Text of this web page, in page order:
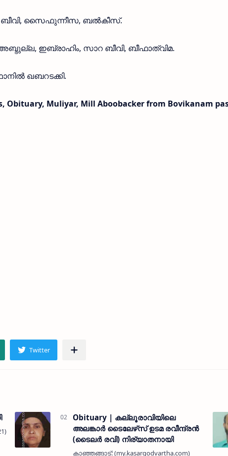
ബീവി, സൈഫുന്നീസ, ബൽകീസ്.
ഇബ്രാഹിം, സാറ ബീവി, ബീഫാത്വിമ.
ഖബറടക്കി.
Obituary, Muliyar, Mill Aboobacker from Bovikanam
Obituary | കല്ലൂരാവിയിലെ
അലങ്കാര്‍ ടൈലേഴ്‌സ് ഉടമ രവീന്ദ്രന്‍
(ടൈലര്‍ രവി) നിര്യാതനായി
കാഞ്ഞങ്ങാട്: (my.kasargodvartha.com)